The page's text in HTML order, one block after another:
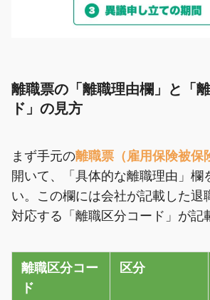
離職票の「離職理由欄」と「
ド」の見方
まず手元の離職票（雇用保険被保
開いて、「具体的な離職理由」欄
い。この欄には会社が記載した退
対応する「離職区分コード」が記
離職区分コー
ド
区分